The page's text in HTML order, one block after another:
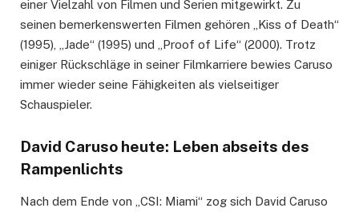
einer Vielzahl von Filmen und Serien mitgewirkt. Zu
seinen bemerkenswerten Filmen gehören „Kiss of Death“
(1995), „Jade“ (1995) und „Proof of Life“ (2000). Trotz
einiger Rückschläge in seiner Filmkarriere bewies Caruso
immer wieder seine Fähigkeiten als vielseitiger
Schauspieler.
David Caruso heute: Leben abseits des
Rampenlichts
Nach dem Ende von „CSI: Miami“ zog sich David Caruso